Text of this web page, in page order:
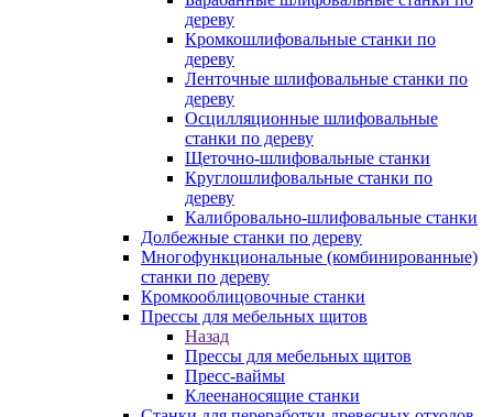
дереву
Кромкошлифовальные станки по
дереву
Ленточные шлифовальные станки по
дереву
Осцилляционные шлифовальные
станки по дереву
Щеточно-шлифовальные станки
Круглошлифовальные станки по
дереву
Калибровально-шлифовальные станки
Долбежные станки по дереву
Многофункциональные (комбинированные)
станки по дереву
Кромкооблицовочные станки
Прессы для мебельных щитов
Назад
Прессы для мебельных щитов
Пресс-ваймы
Клеенаносящие станки